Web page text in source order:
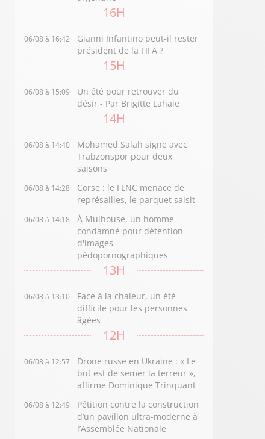
16H
06/08 à 16:42
Gianni Infantino peut-il rester
président de la FIFA ?
15H
06/08 à 15:09
Un été pour retrouver du
désir - Par Brigitte Lahaie
14H
06/08 à 14:40
Mohamed Salah signe avec
Trabzonspor pour deux
saisons
06/08 à 14:28
Corse : le FLNC menace de
représailles, le parquet saisit
06/08 à 14:18
À Mulhouse, un homme
condamné pour détention
d'images
pédopornographiques
13H
06/08 à 13:10
Face à la chaleur, un été
difficile pour les personnes
âgées
12H
06/08 à 12:57
Drone russe en Ukraine : « Le
but est de semer la terreur »,
affirme Dominique Trinquant
06/08 à 12:49
Pétition contre la construction
d’un pavillon ultra-moderne à
l’Assemblée Nationale